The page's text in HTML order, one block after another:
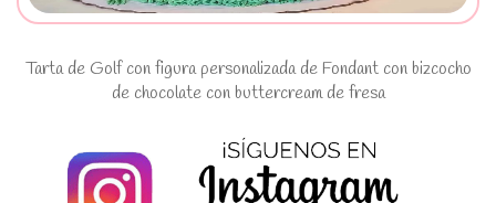
Tarta de Golf con figura personalizada de Fondant con bizcocho
de chocolate con buttercream de fresa